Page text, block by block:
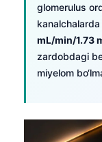
glomerulus
mL/min/1.73
zardobdagi
miyelom